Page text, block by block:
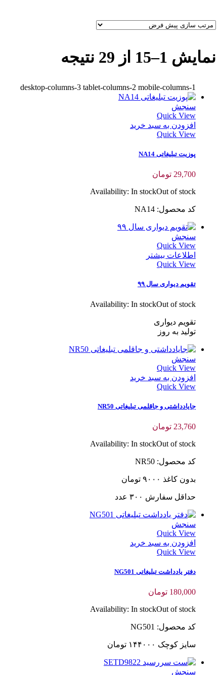
نمایش 1–15 از 29 نتیجه
desktop-columns-3 tablet-columns-2 mobile-columns-1
سنجش
Quick View
افزودن به سبد خرید
Quick View
پوزیت تبلیغاتی NA14
29,700 تومان
Availability: In stockOut of stock
کد محصول: NA14
سنجش
Quick View
اطلاعات بیشتر
Quick View
تقویم دیواری سال ٩٩
Availability: In stockOut of stock
تقویم دیواری
تولید به روز
سنجش
Quick View
افزودن به سبد خرید
Quick View
جایادداشتی و جاقلمی تبلیغاتی NR50
23,760 تومان
Availability: In stockOut of stock
کد محصول: NR50
بدون کاغذ ۹۰۰۰ تومان
حداقل سفارش ٣٠٠ عدد
سنجش
Quick View
افزودن به سبد خرید
Quick View
دفتر یادداشت تبلیغاتی NG501
180,000 تومان
Availability: In stockOut of stock
کد محصول: NG501
سایز کوچک ۱۴۴۰۰۰ تومان
سنجش